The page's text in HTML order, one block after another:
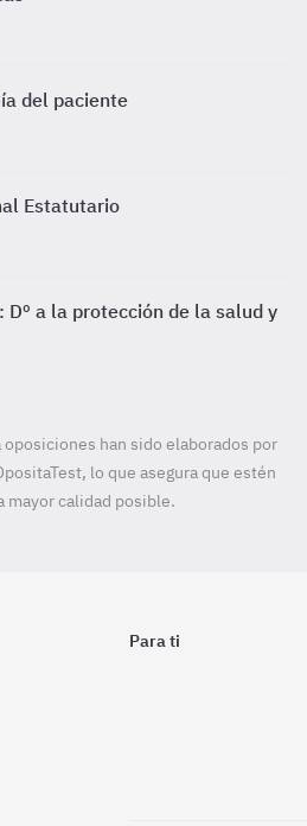
del paciente
Estatutario
Dº a la protección de la salud y
han sido elaborados por
lo que asegura que estén
mayor calidad posible.
Para ti